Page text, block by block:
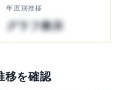
年度別推移
グラフ表示
移を確認